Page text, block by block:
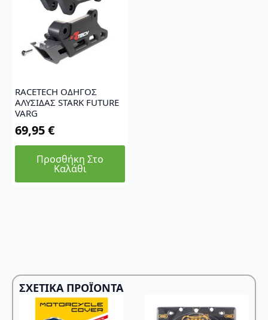
RACETECH ΟΔΗΓΟΣ
ΑΛΥΣΙΔΑΣ STARK FUTURE
VARG
69,95€
Προσθήκη Στο
Καλάθι
ΣΧΕΤΙΚΆ ΠΡΟΪΌΝΤΑ